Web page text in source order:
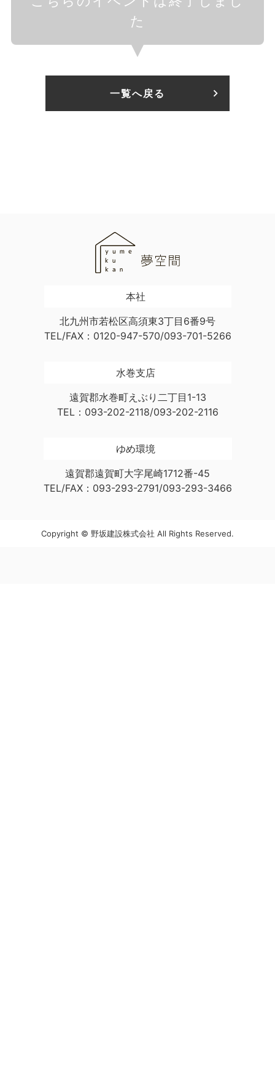
た
一覧へ戻る
本社
北九州市若松区高須東3丁目6番9号
TEL/FAX：0120-947-570/093-701-5266
水巻支店
遠賀郡水巻町えぶり二丁目1-13
TEL：093-202-2118/093-202-2116
ゆめ環境
遠賀郡遠賀町大字尾崎1712番-45
TEL/FAX：093-293-2791/093-293-3466
Copyright © 野坂建設株式会社 All Rights Reserved.